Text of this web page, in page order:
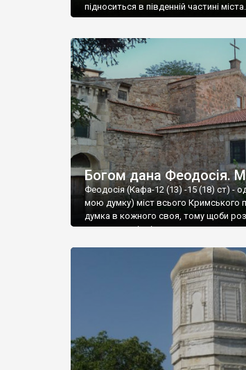
підноситься в південній частині міста.
Богом дана Феодосія.
Феодосія (Кафа-12 (13) -15 (18) ст) -
мою думку) міст всього Кримського
думка в кожного своя, тому щоби
запрошую відвідати це